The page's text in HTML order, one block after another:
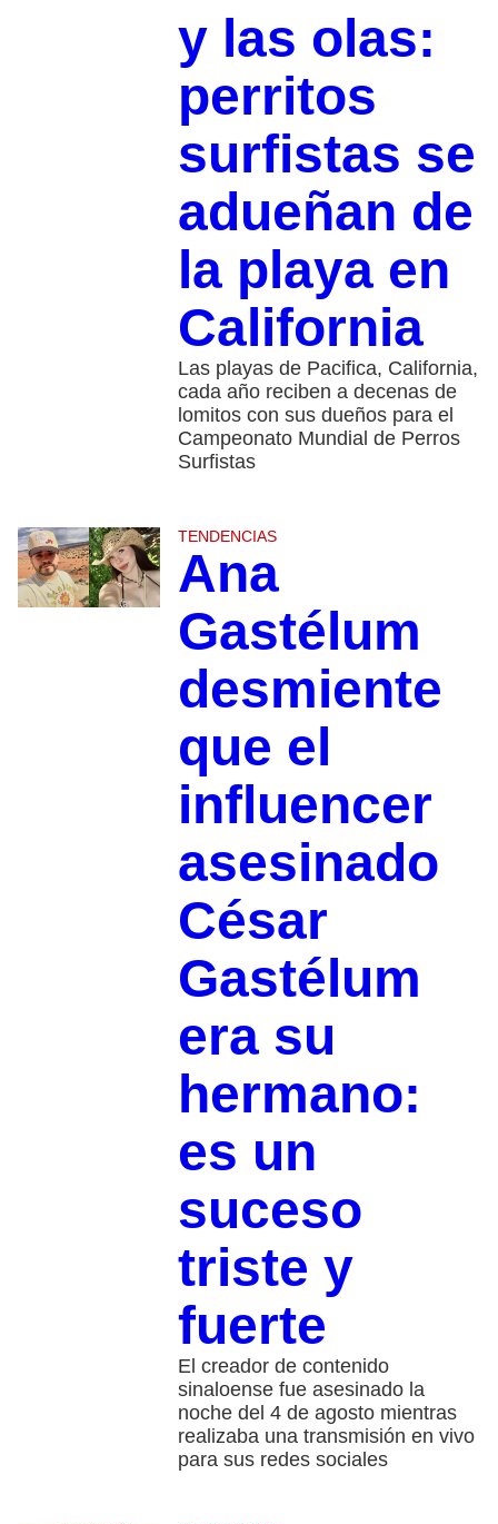
y las olas:
perritos
surfistas se
adueñan de
la playa en
California
Las playas de Pacifica, California,
cada año reciben a decenas de
lomitos con sus dueños para el
Campeonato Mundial de Perros
Surfistas
TENDENCIAS
Ana
Gastélum
desmiente
que el
influencer
asesinado
César
Gastélum
era su
hermano:
es un
suceso
triste y
fuerte
El creador de contenido
sinaloense fue asesinado la
noche del 4 de agosto mientras
realizaba una transmisión en vivo
para sus redes sociales